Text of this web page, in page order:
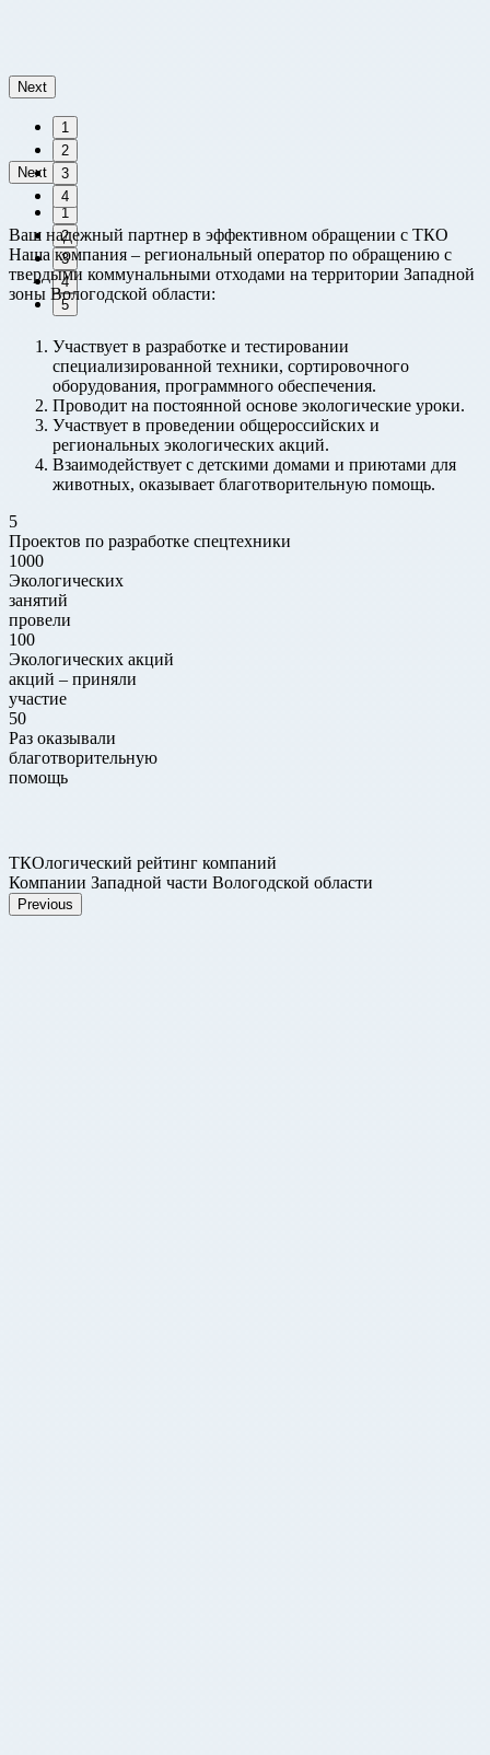
Next
1
2
3
4
5
Next
1
2
3
4
Ваш надежный партнер в эффективном обращении с ТКО
Наша компания – региональный оператор по обращению с
твердыми коммунальными отходами на территории Западной
зоны Вологодской области:
Участвует в разработке и тестировании
специализированной техники, сортировочного
оборудования, программного обеспечения.
Проводит на постоянной основе экологические уроки.
Участвует в проведении общероссийских и
региональных экологических акций.
Взаимодействует с детскими домами и приютами для
животных, оказывает благотворительную помощь.
5
Проектов по разработке спецтехники
1000
Экологических
занятий
провели
100
Экологических акций
акций – приняли
участие
50
Раз оказывали
благотворительную
помощь
ТКОлогический рейтинг компаний
Компании Западной части Вологодской области
Previous